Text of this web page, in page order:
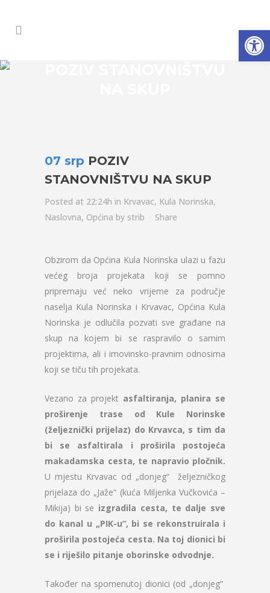
07 srp POZIV
STANOVNIŠTVU NA SKUP
Posted at 22:24h in Krvavac, Kula Norinska,
Naslovna, Općina by strib Share
Obzirom da Općina Kula Norinska ulazi u fazu
većeg broja projekata koji se pomno
pripremaju već neko vrijeme za područje
naselja Kula Norinska i Krvavac, Općina Kula
Norinska je odlučila pozvati sve građane na
skup na kojem bi se raspravilo o samim
projektima, ali i imovinsko-pravnim odnosima
koji se tiču tih projekata.
Vezano za projekt asfaltiranja, planira se
proširenje trase od Kule Norinske
(željeznički prijelaz) do Krvavca, s tim da
bi se asfaltirala i proširila postojeća
makadamska cesta, te napravio pločnik.
U mjestu Krvavac od „donjeg“ željezničkog
prijelaza do „Jaže“ (kuća Miljenka Vučkovića –
Mikija) bi se izgradila cesta, te dalje sve
do kanal u „PIK-u“, bi se rekonstruirala i
proširila postojeća cesta. Na toj dionici bi
se i riješilo pitanje oborinske odvodnje.
Također na spomenutoj dionici (od „donjeg“